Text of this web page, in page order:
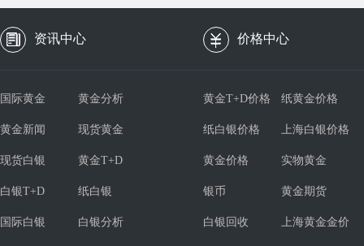
资讯中心 价格中心
国际黄金 黄金分析
黄金新闻 现货黄金
现货白银 黄金T+D
白银T+D 纸白银
国际白银 白银分析
黄金T+D价格 纸黄金价格
纸白银价格 上海白银价格
黄金价格 实物黄金
银币 黄金期货
白银回收 上海黄金金价